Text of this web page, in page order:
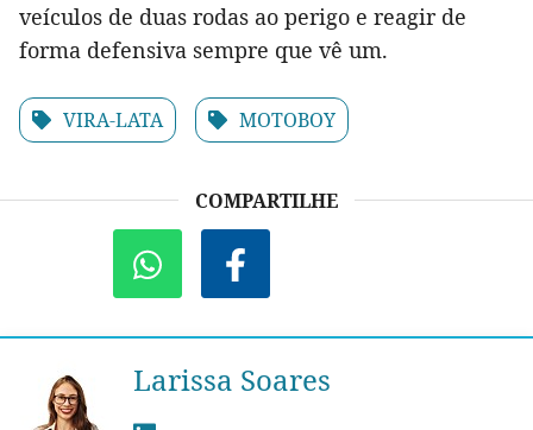
veículos de duas rodas ao perigo e reagir de
forma defensiva sempre que vê um.
VIRA-LATA MOTOBOY
COMPARTILHE
Larissa Soares